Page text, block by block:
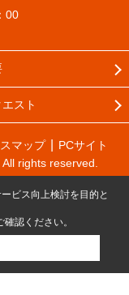
00
スト
マップ
PCサイト
rights reserved.
ビス向上検討を目的と
確認ください。